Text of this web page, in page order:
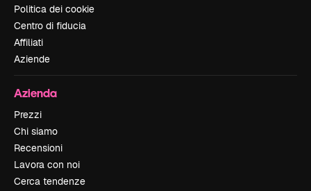
Politica dei cookie
Centro di fiducia
Affiliati
Aziende
Azienda
Prezzi
Chi siamo
Recensioni
Lavora con noi
Cerca tendenze